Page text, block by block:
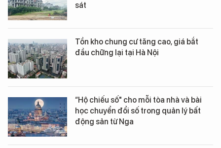
sát
Tồn kho chung cư tăng cao, giá bắt
đầu chững lại tại Hà Nội
“Hộ chiếu số" cho mỗi tòa nhà và bài
học chuyển đổi số trong quản lý bất
động sản từ Nga